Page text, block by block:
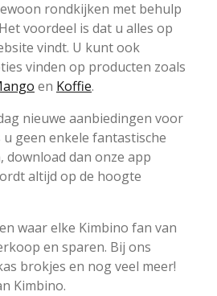
rondkijken met behulp
voordeel is dat u alles op
vindt. U kunt ook
vinden op producten zoals
en Koffie.
nieuwe aanbiedingen voor
geen enkele fantastische
download dan onze app
altijd op de hoogte
waar elke Kimbino fan van
en sparen. Bij ons
brokjes en nog veel meer!
Kimbino.